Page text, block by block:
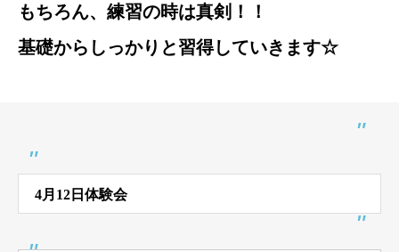
もちろん、練習の時は真剣！！
基礎からしっかりと習得していきます☆
4月12日体験会